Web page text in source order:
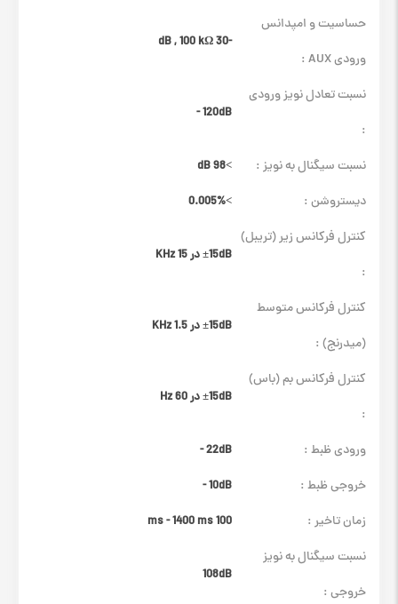
حساسیت و امپدانس
ورودی AUX :
-30 dB , 100 kΩ
نسبت تعادل نویز ورودی
:
120dB -
نسبت سیگنال به نویز : >98 dB
دیستروشن : >0.005%
کنترل فرکانس زیر (تریبل)
:
±15dB در 15 KHz
کنترل فرکانس متوسط
(میدرنج) :
±15dB در 1.5 KHz
کنترل فرکانس بم (باس)
:
±15dB در 60 Hz
ورودی ظبط : 22dB -
خروجی ظبط : 10dB -
زمان تاخیر : 100 ms - 1400 ms
نسبت سیگنال به نویز
خروجی :
108dB